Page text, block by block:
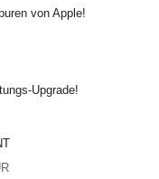
von Apple!
Upgrade!